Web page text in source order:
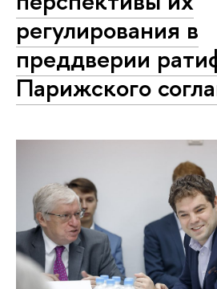
регулирования в
преддверии
Парижского